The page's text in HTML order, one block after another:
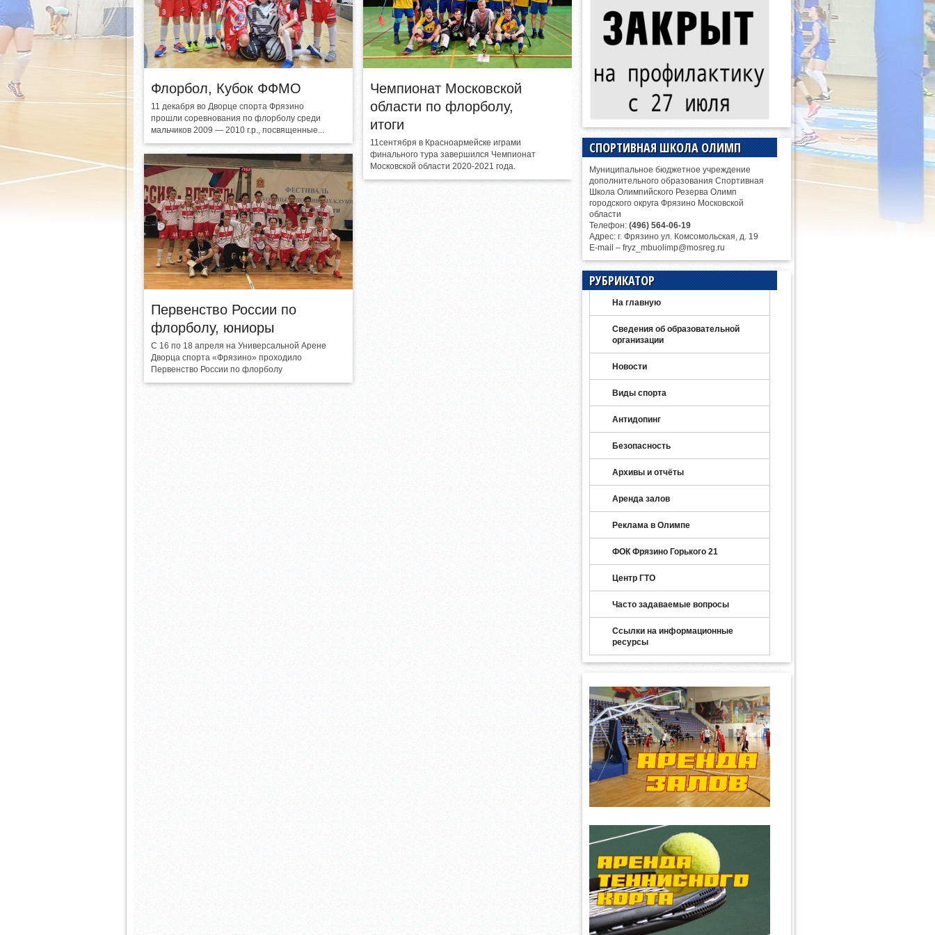
Флорбол, Кубок ФФМО
11 декабря во Дворце спорта Фрязино
прошли соревнования по флорболу среди
мальчиков 2009 — 2010 г.р., посвященные...
Чемпионат Московской
области по флорболу,
итоги
11сентября в Красноармейске играми
финального тура завершился Чемпионат
Московской области 2020-2021 года.
Первенство России по
флорболу, юниоры
С 16 по 18 апреля на Универсальной Арене
Дворца спорта «Фрязино» проходило
Первенство России по флорболу
СПОРТИВНАЯ ШКОЛА ОЛИМП
Муниципальное бюджетное учреждение
дополнительного образования Спортивная
Школа Олимпийского Резерва Олимп
городского округа Фрязино Московской
области
Телефон: (496) 564-06-19
Адрес: г. Фрязино ул. Комсомольская, д. 19
E-mail – fryz_mbuolimp@mosreg.ru
РУБРИКАТОР
На главную
Сведения об образовательной
организации
Новости
Виды спорта
Антидопинг
Безопасность
Архивы и отчёты
Аренда залов
Реклама в Олимпе
ФОК Фрязино Горького 21
Центр ГТО
Часто задаваемые вопросы
Ссылки на информационные
ресурсы